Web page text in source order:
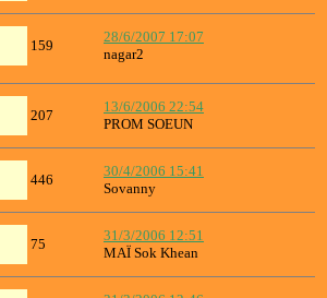
159
28/6/2007 17:07
nagar2
207
13/6/2006 22:54
PROM SOEUN
446
30/4/2006 15:41
Sovanny
75
31/3/2006 12:51
MAÏ Sok Khean